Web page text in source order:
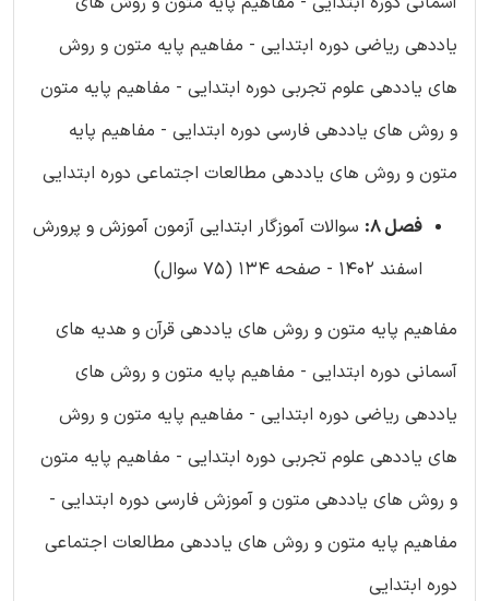
یاددهی ریاضی دوره ابتدایی - مفاهیم پایه متون و روش
های یاددهی علوم تجربی دوره ابتدایی - مفاهیم پایه متون
و روش های یاددهی فارسی دوره ابتدایی - مفاهیم پایه
متون و روش های یاددهی مطالعات اجتماعی دوره ابتدایی
فصل 8:
سوالات آموزگار ابتدایی آزمون آموزش و پرورش
اسفند 1402 - صفحه 134 (75 سوال)
مفاهیم پایه متون و روش های یاددهی قرآن و هدیه های
آسمانی دوره ابتدایی - مفاهیم پایه متون و روش های
یاددهی ریاضی دوره ابتدایی - مفاهیم پایه متون و روش
های یاددهی علوم تجربی دوره ابتدایی - مفاهیم پایه متون
و روش های یاددهی متون و آموزش فارسی دوره ابتدایی -
مفاهیم پایه متون و روش های یاددهی مطالعات اجتماعی
دوره ابتدایی